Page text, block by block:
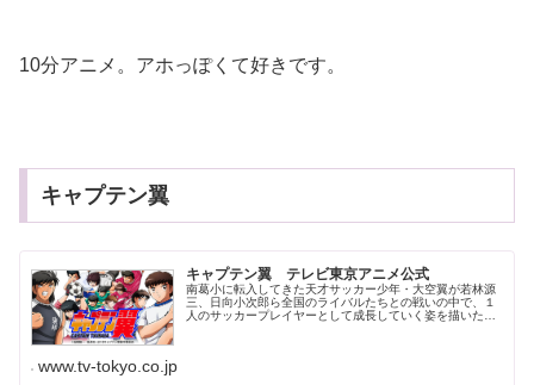
10分アニメ。アホっぽくて好きです。
キャプテン翼
キャプテン翼 テレビ東京アニメ公式
南葛小に転入してきた天才サッカー少年・大空翼が若林源
三、日向小次郎ら全国のライバルたちとの戦いの中で、１
人のサッカープレイヤーとして成長していく姿を描いた本
www.tv-tokyo.co.jp